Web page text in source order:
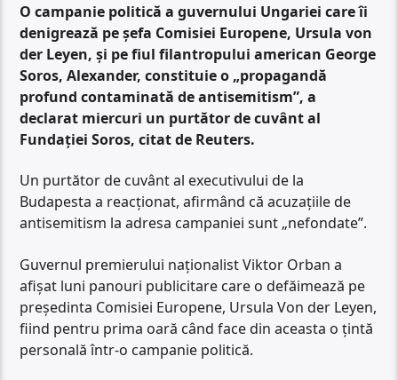
O campanie politică a guvernului Ungariei care îi
denigrează pe şefa Comisiei Europene, Ursula von
der Leyen, şi pe fiul filantropului american George
Soros, Alexander, constituie o „propagandă
profund contaminată de antisemitism”, a
declarat miercuri un purtător de cuvânt al
Fundaţiei Soros, citat de Reuters.
Un purtător de cuvânt al executivului de la
Budapesta a reacţionat, afirmând că acuzaţiile de
antisemitism la adresa campaniei sunt „nefondate”.
Guvernul premierului naţionalist Viktor Orban a
afişat luni panouri publicitare care o defăimează pe
preşedinta Comisiei Europene, Ursula Von der Leyen,
fiind pentru prima oară când face din aceasta o ţintă
personală într-o campanie politică.